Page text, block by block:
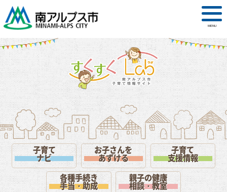
MENU
子育て
ナビ
お子さんを
あずける
子育て
支援情報
各種手続き
手当・助成
親子の健康
相談・教室